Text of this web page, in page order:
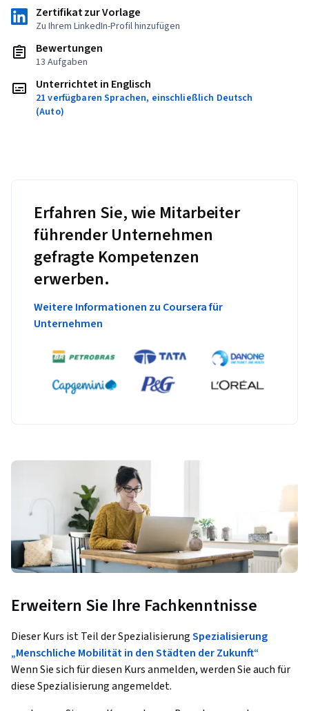
Zertifikat zur Vorlage
Zu Ihrem LinkedIn-Profil hinzufügen
Bewertungen
13 Aufgaben
Unterrichtet in Englisch
21 verfügbaren Sprachen, einschließlich Deutsch
(Auto)
Erfahren Sie, wie Mitarbeiter
führender Unternehmen
gefragte Kompetenzen
erwerben.
Weitere Informationen zu Coursera für
Unternehmen
Erweitern Sie Ihre Fachkenntnisse
Dieser Kurs ist Teil der SpezialisierungSpezialisierung
„Menschliche Mobilität in den Städten der Zukunft“
Wenn Sie sich für diesen Kurs anmelden, werden Sie auch für
diese Spezialisierung angemeldet.